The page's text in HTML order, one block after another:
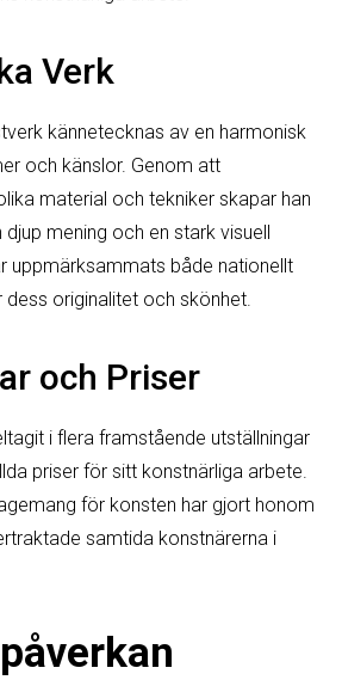
Verk
kännetecknas av en harmonisk
och känslor. Genom att
material och tekniker skapar han
mening och en stark visuell
uppmärksammats både nationellt
originalitet och skönhet.
och Priser
i flera framstående utställningar
priser för sitt konstnärliga arbete.
för konsten har gjort honom
samtida konstnärerna i